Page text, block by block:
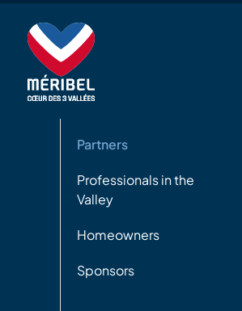
Partners
Professionals in the
Valley
Homeowners
Sponsors